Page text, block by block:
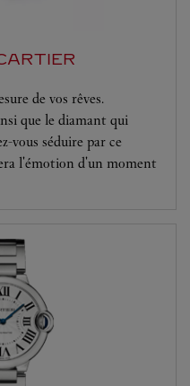
de vos rêves.
que le diamant qui
vous séduire par ce
l'émotion d'un moment